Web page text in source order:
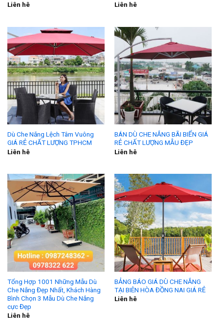
Liên hê
Liên hê
Dù Che Nắng Lệch Tâm Vuông
GIÁ RẺ CHẤT LƯỢNG TPHCM
Liên hê
BÁN DÙ CHE NẮNG BÃI BIỂN GIÁ
RẺ CHẤT LƯỢNG MẪU ĐẸP
Liên hê
Tổng Hợp 1001 Những Mẫu Dù
Che Nắng Đẹp Nhất, Khách Hàng
Bình Chọn 3 Mẫu Dù Che Nắng
cực Đẹp
Liên hê
BẢNG BÁO GIÁ DÙ CHE NẮNG
TẠI BIÊN HÒA ĐỒNG NAI GIÁ RẺ
Liên hê